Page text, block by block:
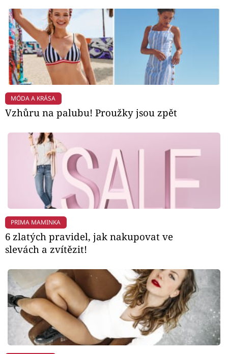
MÓDA A KRÁSA
Vzhůru na palubu! Proužky jsou zpět
PRIMA MAMINKA
6 zlatých pravidel, jak nakupovat ve
slevách a zvítězit!